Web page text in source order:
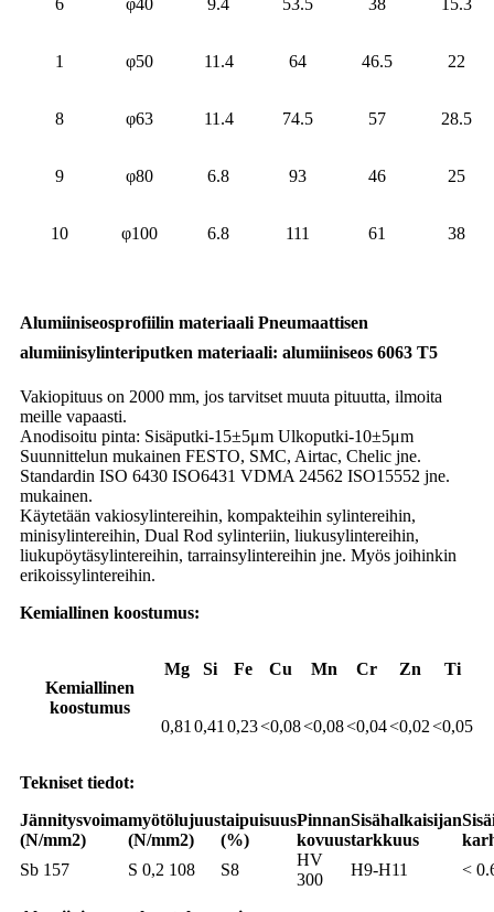
1 φ50 11.4 64 46.5 22
8 φ63 11.4 74.5 57 28.5
9 φ80 6.8 93 46 25
10 φ100 6.8 111 61 38
Alumiiniseosprofiilin materiaali Pneumaattisen
alumiinisylinteriputken materiaali: alumiiniseos 6063 T5
Vakiopituus on 2000 mm, jos tarvitset muuta pituutta, ilmoita
meille vapaasti.
Anodisoitu pinta: Sisäputki-15±5μm Ulkoputki-10±5μm
Suunnittelun mukainen FESTO, SMC, Airtac, Chelic jne.
Standardin ISO 6430 ISO6431 VDMA 24562 ISO15552 jne.
mukainen.
Käytetään vakiosylintereihin, kompakteihin sylintereihin,
minisylintereihin, Dual Rod sylinteriin, liukusylintereihin,
liukupöytäsylintereihin, tarrainsylintereihin jne. Myös joihinkin
erikoissylintereihin.
Kemiallinen koostumus:
Kemiallinen
koostumus
Mg Si Fe Cu Mn Cr Zn Ti
0,81 0,41 0,23<0,08<0,08<0,04<0,02<0,05
Tekniset tiedot:
Jännitysvoima
(N/mm2)
myötölujuus
(N/mm2)
taipuisuus
(%)
Pinnan
kovuus
Sisähalkaisijan
tarkkuus
Sb 157
S 0,2 108 S8
HV
300
H9-H11 <